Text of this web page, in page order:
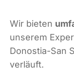
Wir bieten
unserem
Donostia-San
verläuft.